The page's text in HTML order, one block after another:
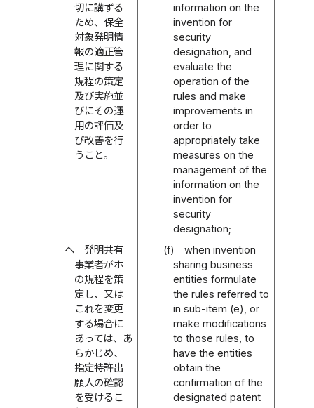
切に講ずる
ため、保全
対象発明情
報の適正管
理に関する
規程の策定
及び実施並
びにその運
用の評価及
び改善を行
うこと。
information on the
invention for
security
designation, and
evaluate the
operation of the
rules and make
improvements in
order to
appropriately take
measures on the
management of the
information on the
invention for
security
designation;
ヘ
発明共有
事業者がホ
の規程を策
定し、又は
これを変更
する場合に
あっては、あ
らかじめ、
指定特許出
願人の確認
を受けるこ
(f)
when invention
sharing business
entities formulate
the rules referred to
in sub-item (e), or
make modifications
to those rules, to
have the entities
obtain the
confirmation of the
designated patent